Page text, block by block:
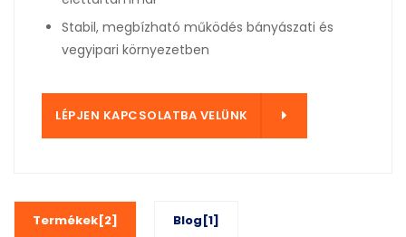
Stabil, megbízható működés bányászati és
vegyipari környezetben
LÉPJEN KAPCSOLATBA VELÜNK
Termékek[2] Blog[1]